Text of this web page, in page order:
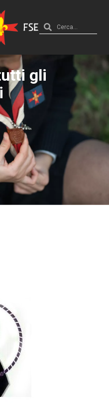
gli